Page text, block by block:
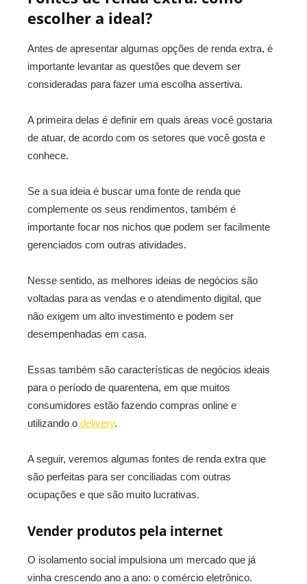
escolher a ideal?
Antes de apresentar algumas opções de renda extra, é
importante levantar as questões que devem ser
consideradas para fazer uma escolha assertiva.
A primeira delas é definir em quais áreas você gostaria
de atuar, de acordo com os setores que você gosta e
conhece.
Se a sua ideia é buscar uma fonte de renda que
complemente os seus rendimentos, também é
importante focar nos nichos que podem ser facilmente
gerenciados com outras atividades.
Nesse sentido, as melhores ideias de negócios são
voltadas para as vendas e o atendimento digital, que
não exigem um alto investimento e podem ser
desempenhadas em casa.
Essas também são características de negócios ideais
para o período de quarentena, em que muitos
consumidores estão fazendo compras online e
utilizando o delivery.
A seguir, veremos algumas fontes de renda extra que
são perfeitas para ser conciliadas com outras
ocupações e que são muito lucrativas.
Vender produtos pela internet
O isolamento social impulsiona um mercado que já
vinha crescendo ano a ano: o comércio eletrônico.